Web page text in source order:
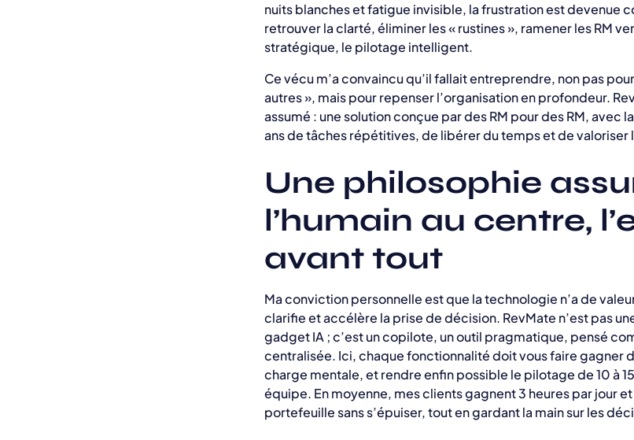
nuits blanches et fatigue invisible, la frustration est devenue
retrouver la clarté, éliminer les « rustines », ramener les RM
stratégique, le pilotage intelligent.
Ce vécu m’a convaincu qu’il fallait entreprendre, non pas
autres », mais pour repenser l’organisation en profondeur.
assumé : une solution conçue par des RM pour des RM, avec
ans de tâches répétitives, de libérer du temps et de valoriser
Une philosophie
l’humain au centre,
avant tout
Ma conviction personnelle est que la technologie n’a de
clarifie et accélère la prise de décision. RevMate n’est pas
gadget IA ; c’est un copilote, un outil pragmatique, pensé
centralisée. Ici, chaque fonctionnalité doit vous faire gagner
charge mentale, et rendre enfin possible le pilotage de 10 à
équipe. En moyenne, mes clients gagnent 3 heures par jour
portefeuille sans s’épuiser, tout en gardant la main sur les